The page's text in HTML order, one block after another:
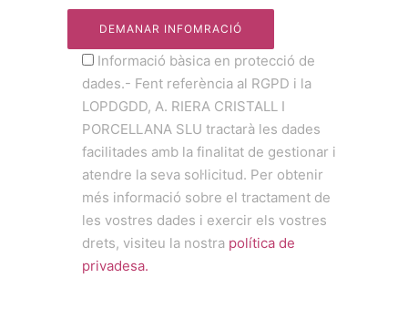
Informació bàsica en protecció de
dades.- Fent referència al RGPD i la
LOPDGDD, A. RIERA CRISTALL I
PORCELLANA SLU tractarà les dades
facilitades amb la finalitat de gestionar i
atendre la seva sol·licitud. Per obtenir
més informació sobre el tractament de
les vostres dades i exercir els vostres
drets, visiteu la nostra política de
privadesa.